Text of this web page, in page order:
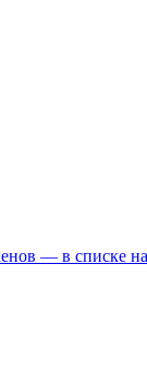
— в списке